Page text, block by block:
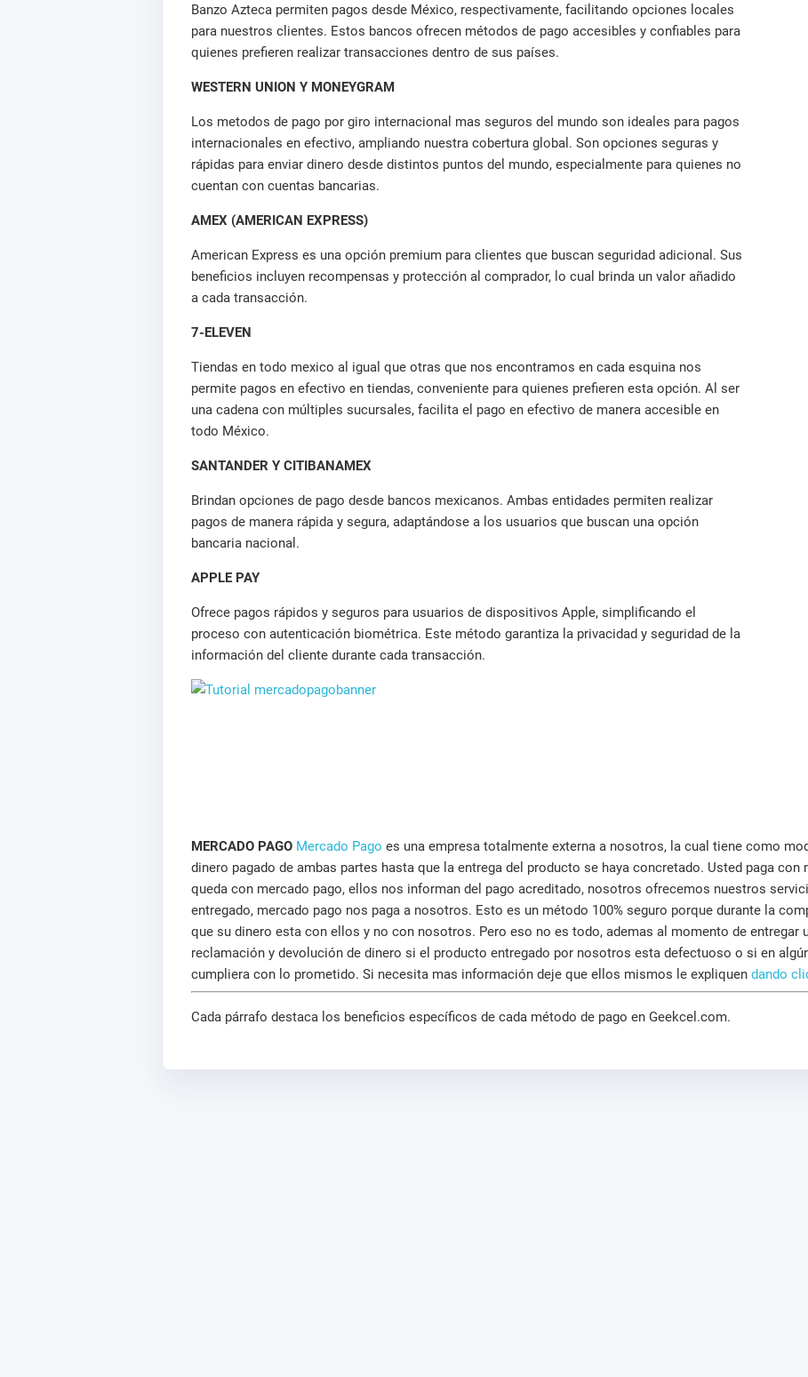
Banzo Azteca permiten pagos desde México, respectivamente, facilitando opciones locales
para nuestros clientes. Estos bancos ofrecen métodos de pago accesibles y confiables para
quienes prefieren realizar transacciones dentro de sus países.
WESTERN UNION Y MONEYGRAM
Los metodos de pago por giro internacional mas seguros del mundo son ideales para pagos
internacionales en efectivo, ampliando nuestra cobertura global. Son opciones seguras y
rápidas para enviar dinero desde distintos puntos del mundo, especialmente para quienes no
cuentan con cuentas bancarias.
AMEX (AMERICAN EXPRESS)
American Express es una opción premium para clientes que buscan seguridad adicional. Sus
beneficios incluyen recompensas y protección al comprador, lo cual brinda un valor añadido
a cada transacción.
7-ELEVEN
Tiendas en todo mexico al igual que otras que nos encontramos en cada esquina nos
permite pagos en efectivo en tiendas, conveniente para quienes prefieren esta opción. Al ser
una cadena con múltiples sucursales, facilita el pago en efectivo de manera accesible en
todo México.
SANTANDER Y CITIBANAMEX
Brindan opciones de pago desde bancos mexicanos. Ambas entidades permiten realizar
pagos de manera rápida y segura, adaptándose a los usuarios que buscan una opción
bancaria nacional.
APPLE PAY
Ofrece pagos rápidos y seguros para usuarios de dispositivos Apple, simplificando el
proceso con autenticación biométrica. Este método garantiza la privacidad y seguridad de la
información del cliente durante cada transacción.
MERCADO PAGO Mercado Pago es una empresa totalmente externa a nosotros, la cual tiene como
dinero pagado de ambas partes hasta que la entrega del producto se haya concretado. Usted paga con
queda con mercado pago, ellos nos informan del pago acreditado, nosotros ofrecemos nuestros
entregado, mercado pago nos paga a nosotros. Esto es un método 100% seguro porque durante la
que su dinero esta con ellos y no con nosotros. Pero eso no es todo, ademas al momento de entregar
reclamación y devolución de dinero si el producto entregado por nosotros esta defectuoso o si en
cumpliera con lo prometido. Si necesita mas información deje que ellos mismos le expliquen dando
Cada párrafo destaca los beneficios específicos de cada método de pago en Geekcel.com.